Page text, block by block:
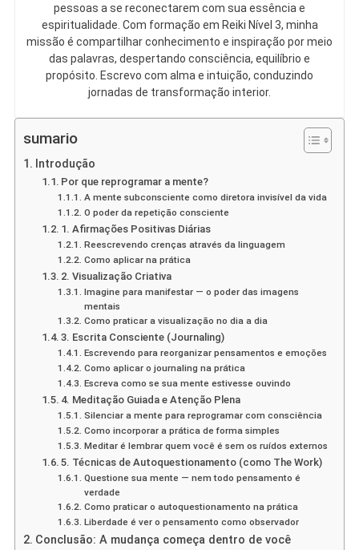
pessoas a se reconectarem com sua essência e
espiritualidade. Com formação em Reiki Nível 3, minha
missão é compartilhar conhecimento e inspiração por meio
das palavras, despertando consciência, equilíbrio e
propósito. Escrevo com alma e intuição, conduzindo
jornadas de transformação interior.
sumario
Introdução
Por que reprogramar a mente?
A mente subconsciente como diretora invisível da vida
O poder da repetição consciente
1. Afirmações Positivas Diárias
Reescrevendo crenças através da linguagem
Como aplicar na prática
2. Visualização Criativa
Imagine para manifestar — o poder das imagens
mentais
Como praticar a visualização no dia a dia
3. Escrita Consciente (Journaling)
Escrevendo para reorganizar pensamentos e emoções
Como aplicar o journaling na prática
Escreva como se sua mente estivesse ouvindo
4. Meditação Guiada e Atenção Plena
Silenciar a mente para reprogramar com consciência
Como incorporar a prática de forma simples
Meditar é lembrar quem você é sem os ruídos externos
5. Técnicas de Autoquestionamento (como The Work)
Questione sua mente — nem todo pensamento é
verdade
Como praticar o autoquestionamento na prática
Liberdade é ver o pensamento como observador
Conclusão: A mudança começa dentro de você